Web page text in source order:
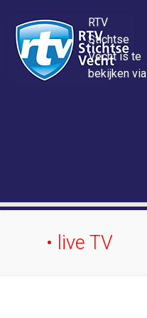
RTV
Stichtse
Vecht is te
bekijken via
• live TV